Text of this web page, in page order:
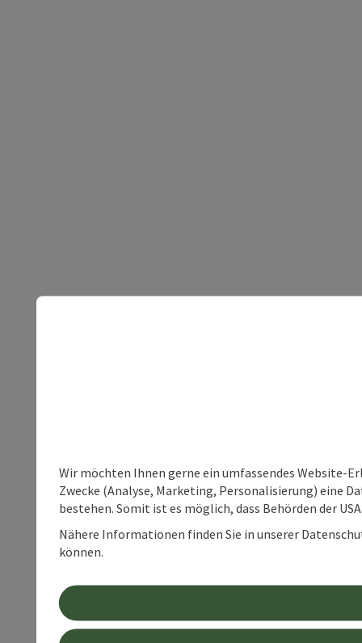
Wir möchten Ihnen gerne ein umfassendes Website-
Zwecke (Analyse, Marketing, Personalisierung) eine
bestehen. Somit ist es möglich, dass Behörden der
Nähere Informationen finden Sie in unserer
können.